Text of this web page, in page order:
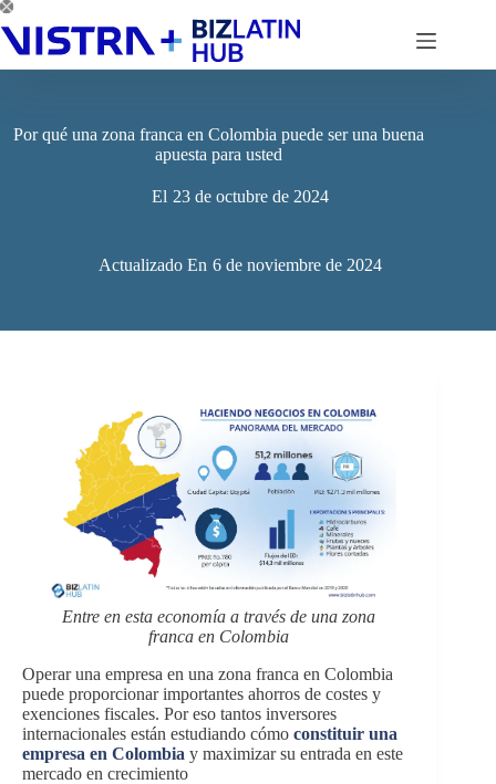
Saltar
al
contenido
Por qué una zona franca en Colombia puede ser una buena
apuesta para usted
El 23 de octubre de 2024
Actualizado En 6 de noviembre de 2024
Entre en esta economía a través de una zona
franca en Colombia
Operar una empresa en una zona franca en Colombia
puede proporcionar importantes ahorros de costes y
exenciones fiscales. Por eso tantos inversores
internacionales están estudiando cómo constituir una
empresa en Colombia y maximizar su entrada en este
mercado en crecimiento